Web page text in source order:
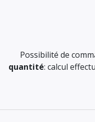
Possibilité de
quantité: calcul